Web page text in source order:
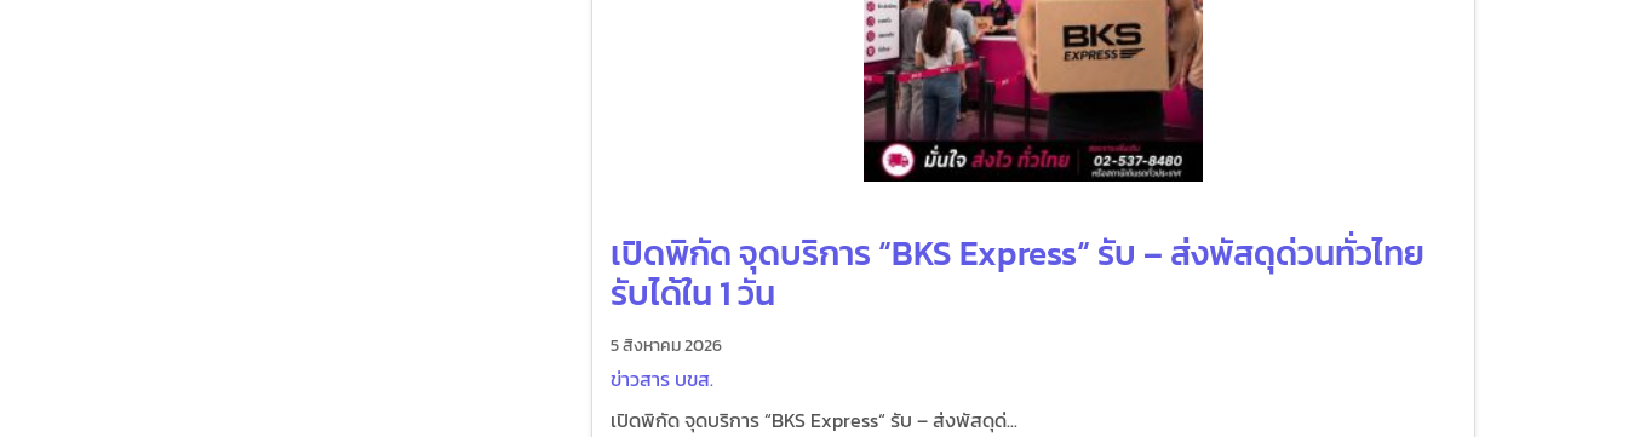
เปิดพิกัด จุดบริการ “BKS Express“ รับ – ส่งพัสดุด่วนทั่วไทย
รับได้ใน 1 วัน
5 สิงหาคม 2026
ข่าวสาร บขส.
เปิดพิกัด จุดบริการ “BKS Express“ รับ – ส่งพัสดุด่...